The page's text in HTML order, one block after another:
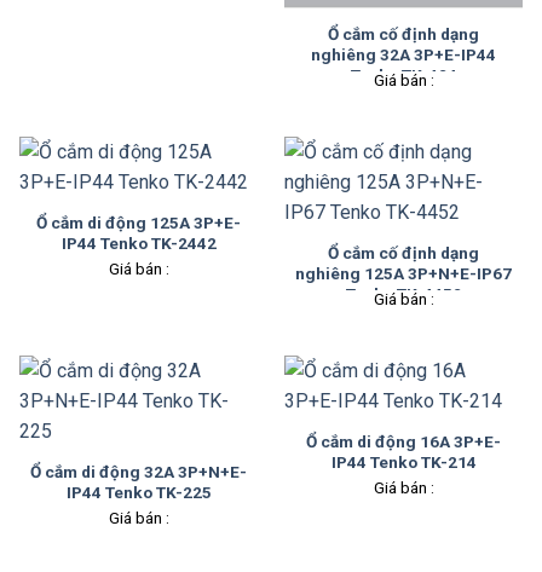
Ổ cắm cố định dạng
nghiêng 32A 3P+E-IP44
Tenko TK-424
Giá bán :
Ổ cắm di động 125A 3P+E-
IP44 Tenko TK-2442
Giá bán :
Ổ cắm cố định dạng
nghiêng 125A 3P+N+E-IP67
Tenko TK-4452
Giá bán :
Ổ cắm di động 32A 3P+N+E-
IP44 Tenko TK-225
Giá bán :
Ổ cắm di động 16A 3P+E-
IP44 Tenko TK-214
Giá bán :